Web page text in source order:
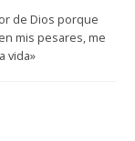
de Dios porque
mis pesares, me
vida»